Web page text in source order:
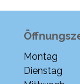
Wochentag
Montag
Dienstag